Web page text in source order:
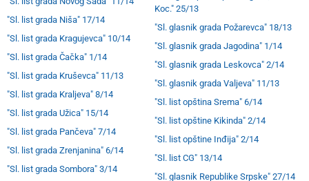
"Sl. list grada Niša" 17/14
"Sl. list grada Kragujevca" 10/14
"Sl. list grada Čačka" 1/14
"Sl. list grada Kruševca" 11/13
"Sl. list grada Kraljeva" 8/14
"Sl. list grada Užica" 15/14
"Sl. list grada Pančeva" 7/14
"Sl. list grada Zrenjanina" 6/14
"Sl. list grada Sombora" 3/14
Koc." 25/13
"Sl. glasnik grada Požarevca" 18/13
"Sl. glasnik grada Jagodina" 1/14
"Sl. glasnik grada Leskovca" 2/14
"Sl. glasnik grada Valjeva" 11/13
"Sl. list opština Srema" 6/14
"Sl. list opštine Kikinda" 2/14
"Sl. list opštine Inđija" 2/14
"Sl. list CG" 13/14
"Sl. glasnik Republike Srpske" 27/14